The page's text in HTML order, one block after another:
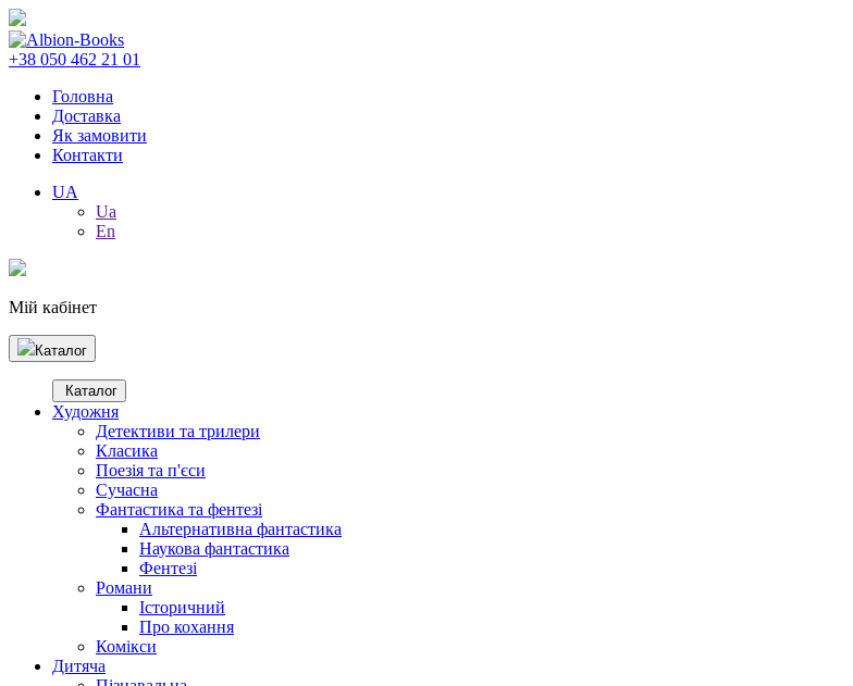
+38 050 462 21 01
Головна
Доставка
Як замовити
Контакти
UA
Ua
En
Мій кабінет
Каталог
Каталог
Художня
Детективи та трилери
Класика
Поезія та п'єси
Сучасна
Фантастика та фентезі
Альтернативна фантастика
Наукова фантастика
Фентезі
Романи
Історичний
Про кохання
Комікси
Дитяча